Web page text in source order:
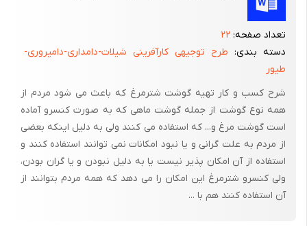
تعداد صفحه: ۲۲
دسته بندی: طرح توجیهی کارآفرینی شیلات-دامداری-دامپروری-
طیور
شرح کسب و کار تهیه گوشت شترمرغ که باعث می شود مردم از
همه نوع گوشت از جمله گوشت ماهی که به صورت کنسرو آماده
است گوشت مرغ و... که استفاده می کنند ولی به دلیل اینکه بعضی
از مردم به علت گرانی و یا نبود امکانات نمی توانند استفاده کنند و
استفاده از آن امکان پذیر نیست یا به دلیل نبودن و یا گران بودن،
ولی کنسرو شترمرغ این امکان را می دهد که همه مردم بتوانند از
آن استفاده کنند هم با ...